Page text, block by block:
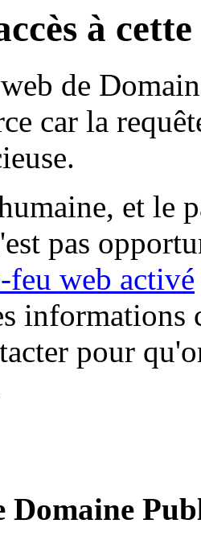
à
de
car la
et le
pas
feu web activé
informations
pour
Domaine